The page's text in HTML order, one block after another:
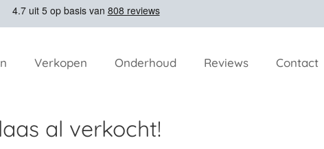
Verkopen Onderhoud Reviews Contact
al verkocht!